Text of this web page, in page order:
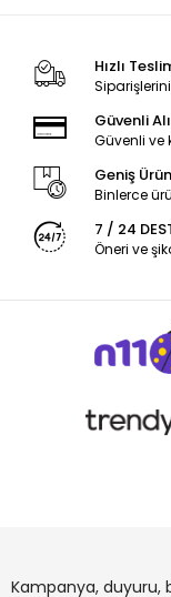
Hızlı
Güvenli
Güvenli ve
Geniş
Binlerce
7 / 24
Öneri ve
Kampanya, duyuru,